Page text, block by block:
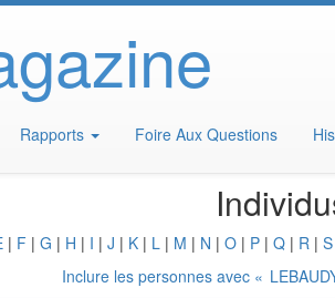
Rapports Foire Aux Questions
| F | G | H | I | J | K | L | M | N | O | P | Q | R | S
Inclure les personnes avec «